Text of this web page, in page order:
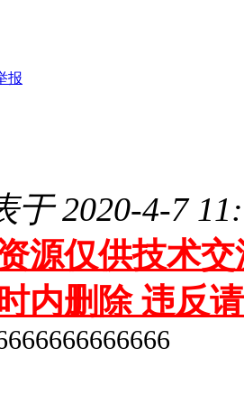
报
于 2020-4-7
源仅供技术
内删除 违反